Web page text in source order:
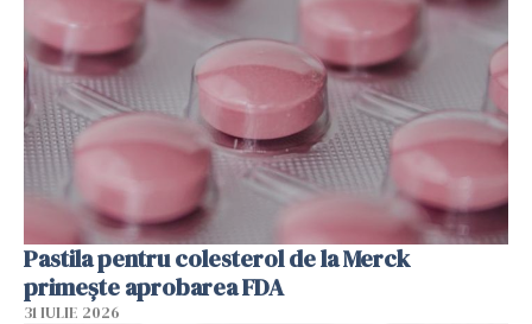
Pastila pentru colesterol de la Merck
primește aprobarea FDA
31 IULIE 2026